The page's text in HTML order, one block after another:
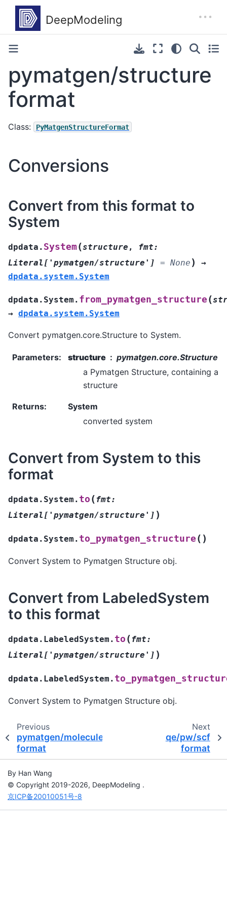
pymatgen/structure
format
Class: PyMatgenStructureFormat
Conversions
Convert from this format to
System
dpdata. System(structure , fmt:
Literal [ 'pymatgen/structure' ] = None )
→
dpdata.system.System
dpdata.System. from_pymatgen_structure (
→ dpdata.system.System
Convert pymatgen.core.Structure to System.
Parameters: structure
pymatgen.core.Structure
a Pymatgen Structure, containing a
structure
Returns:
System
converted system
Convert from System to this
format
dpdata.System. to (fmt:
Literal [ 'pymatgen/structure' ] )
dpdata.System. to_pymatgen_structure ( )
Convert System to Pymatgen Structure obj.
Convert from LabeledSystem
to this format
dpdata.LabeledSystem. to (fmt:
Literal [ 'pymatgen/structure' ] )
dpdata.LabeledSystem.
Convert System to Pymatgen Structure obj.
Previous
pymatgen/molecule
format
Next
qe/pw/scf
format
By Han Wang
© Copyright 2019-2026, DeepModeling .
京ICP备20010051号-8